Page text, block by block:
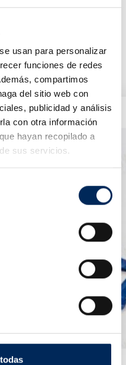
usan para personalizar
funciones de redes
compartimos
del sitio web con
publicidad y análisis
con otra información
hayan recopilado a
sus servicios.
Camiones